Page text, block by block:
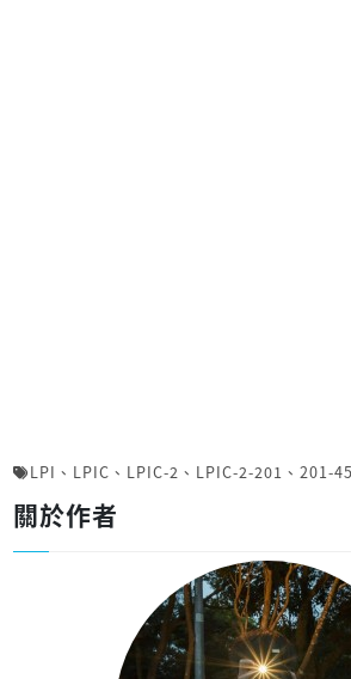
LPI 、 LPIC 、 LPIC-2 、 LPIC-2-201 、 201-
關於作者